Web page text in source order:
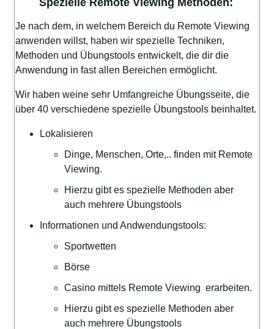
Je nach dem, in welchem Bereich du Remote Viewing
anwenden willst, haben wir spezielle Techniken,
Methoden und Übungstools entwickelt, die dir die
Anwendung in fast allen Bereichen ermöglicht.
Wir haben weine sehr Umfangreiche Übungsseite, die
über 40 verschiedene spezielle Übungstools beinhaltet.
Lokalisieren
Dinge, Menschen, Orte,.. finden mit Remote
Viewing.
Hierzu gibt es spezielle Methoden aber
auch mehrere Übungstools
Informationen und Andwendungstools:
Sportwetten
Börse
Casino mittels Remote Viewing erarbeiten.
Hierzu gibt es spezielle Methoden aber
auch mehrere Übungstools